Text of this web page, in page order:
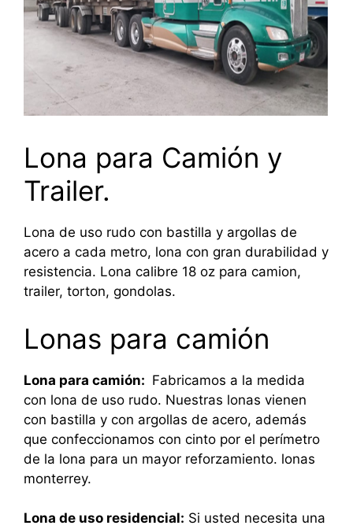
Lona para Camión y
Trailer.
Lona de uso rudo con bastilla y argollas de
acero a cada metro, lona con gran durabilidad y
resistencia. Lona calibre 18 oz para camion,
trailer, torton, gondolas.
Lonas para camión
Lona para camión: Fabricamos a la medida
con lona de uso rudo. Nuestras lonas vienen
con bastilla y con argollas de acero, además
que confeccionamos con cinto por el perímetro
de la lona para un mayor reforzamiento. lonas
monterrey.
Lona de uso residencial: Si usted necesita una